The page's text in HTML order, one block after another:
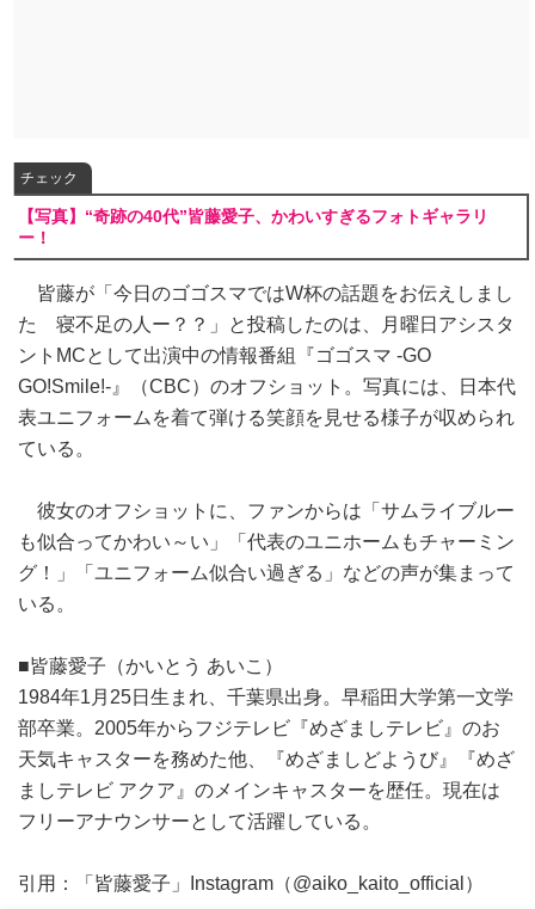
チェック
【写真】“奇跡の40代”皆藤愛子、かわいすぎるフォトギャラリ
ー！
皆藤が「今日のゴゴスマではW杯の話題をお伝えしまし
た 寝不足の人ー？？」と投稿したのは、月曜日アシスタ
ントMCとして出演中の情報番組『ゴゴスマ -GO
GO!Smile!-』（CBC）のオフショット。写真には、日本代
表ユニフォームを着て弾ける笑顔を見せる様子が収められ
ている。
彼女のオフショットに、ファンからは「サムライブルー
も似合ってかわい～い」「代表のユニホームもチャーミン
グ！」「ユニフォーム似合い過ぎる」などの声が集まって
いる。
■皆藤愛子（かいとう あいこ）
1984年1月25日生まれ、千葉県出身。早稲田大学第一文学
部卒業。2005年からフジテレビ『めざましテレビ』のお
天気キャスターを務めた他、『めざましどようび』『めざ
ましテレビ アクア』のメインキャスターを歴任。現在は
フリーアナウンサーとして活躍している。
引用：「皆藤愛子」Instagram（@aiko_kaito_official）